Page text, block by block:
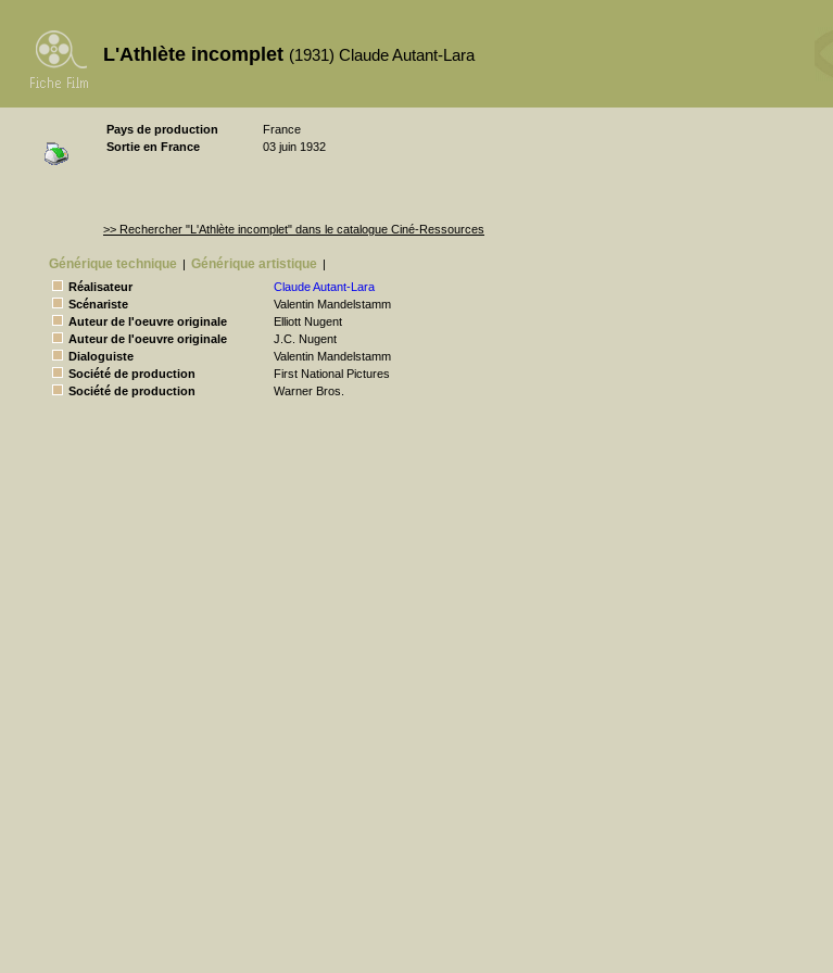
L'Athlète incomplet (1931) Claude Autant-Lara
Pays de production
France
Sortie en France
03 juin 1932
>> Rechercher "L'Athlète incomplet" dans le catalogue Ciné-Ressources
Générique technique | Générique artistique |
Réalisateur
Claude Autant-Lara
Scénariste
Valentin Mandelstamm
Auteur de l'oeuvre originale
Elliott Nugent
Auteur de l'oeuvre originale
J.C. Nugent
Dialoguiste
Valentin Mandelstamm
Société de production
First National Pictures
Société de production
Warner Bros.